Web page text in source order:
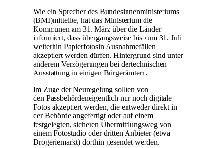
Wie ein Sprecher des Bundesinnenministeriums
(BMI)mitteilte, hat das Ministerium die
Kommunen am 31. März über die Länder
informiert, dass übergangsweise bis zum 31. Juli
weiterhin Papierfotosin Ausnahmefällen
akzeptiert werden dürfen. Hintergrund sind unter
anderem Verzögerungen bei dertechnischen
Ausstattung in einigen Bürgerämtern.
Im Zuge der Neuregelung sollten von
den Passbehördeneigentlich nur noch digitale
Fotos akzeptiert werden, die entweder direkt in
der Behörde angefertigt oder auf einem
festgelegten, sicheren Übermittlungsweg von
einem Fotostudio oder dritten Anbieter (etwa
Drogeriemarkt) dorthin gesendet werden.